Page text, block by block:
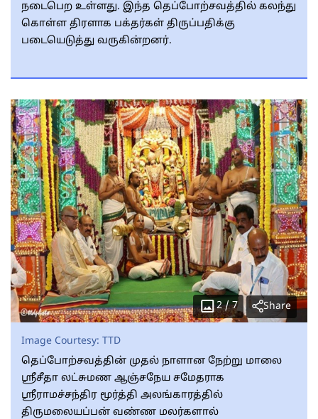
நடைபெற உள்ளது. இந்த தெப்போற்சவத்தில் கலந்து
கொள்ள திரளாக பக்தர்கள் திருப்பதிக்கு
படையெடுத்து வருகின்றனர்.
2/7 Share
Image Courtesy: TTD
தெப்போற்சவத்தின் முதல் நாளான நேற்று மாலை
ஸ்ரீசீதா லட்சுமண ஆஞ்சநேய சமேதராக
ஸ்ரீராமச்சந்திர மூர்த்தி அலங்காரத்தில்
திருமலையப்பன் வண்ண மலர்களால்